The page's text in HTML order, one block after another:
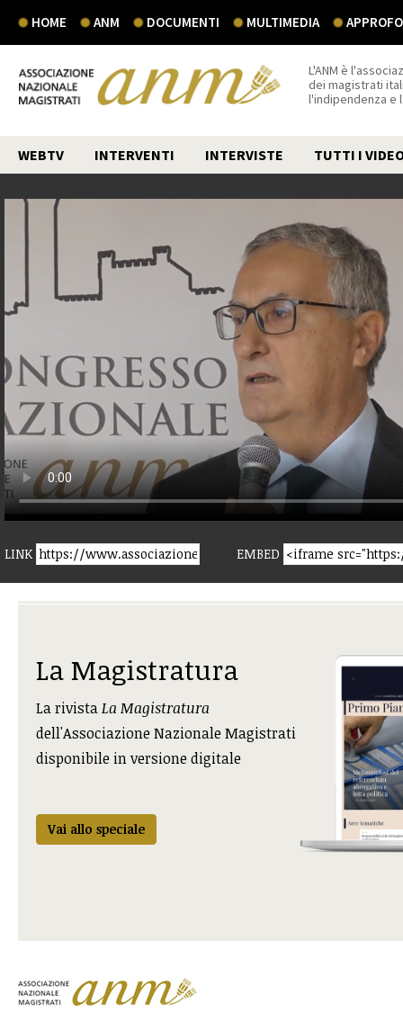
HOME ANM DOCUMENTI MULTIMEDIA
L'ANM è
dei magistrati
l'indipendenza e
WEBTV INTERVENTI INTERVISTE TUTTI I
LINK EMBED
La Magistratura
La rivistaLa Magistratura
dell'Associazione Nazionale Magistrati
disponibile in versione digitale
Vai allo speciale